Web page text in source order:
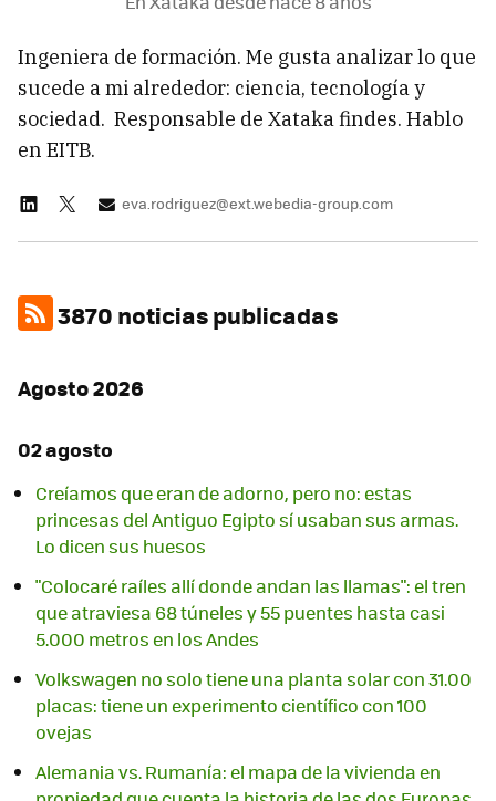
Ingeniera de formación. Me gusta analizar lo que
sucede a mi alrededor: ciencia, tecnología y
sociedad. Responsable de Xataka findes. Hablo
en EITB.
eva.rodriguez@ext.webedia-group.com
3870 noticias publicadas
Agosto 2026
02 agosto
Creíamos que eran de adorno, pero no: estas
princesas del Antiguo Egipto sí usaban sus armas.
Lo dicen sus huesos
"Colocaré raíles allí donde andan las llamas": el tren
que atraviesa 68 túneles y 55 puentes hasta casi
5.000 metros en los Andes
Volkswagen no solo tiene una planta solar con 31.00
placas: tiene un experimento científico con 100
ovejas
Alemania vs. Rumanía: el mapa de la vivienda en